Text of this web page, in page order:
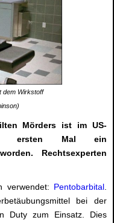
dem Wirkstoff
Mörders ist im US-
ersten Mal ein
Rechtsexperten
verwendet: Pentobarbital.
bei der
Duty zum Einsatz. Dies